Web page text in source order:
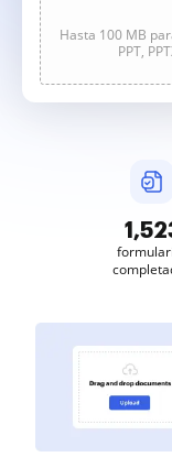
Hasta 100 MB
PPT,